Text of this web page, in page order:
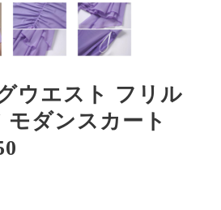
ウエスト フリル
ダンスカート